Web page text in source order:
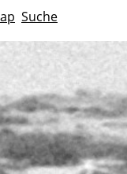
Suche